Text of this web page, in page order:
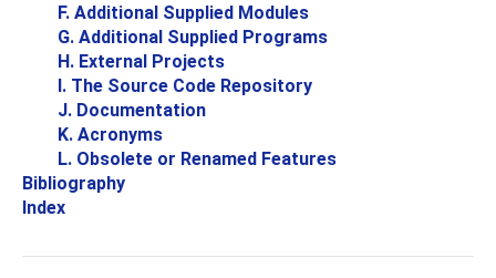
F. Additional Supplied Modules
G. Additional Supplied Programs
H. External Projects
I. The Source Code Repository
J. Documentation
K. Acronyms
L. Obsolete or Renamed Features
Bibliography
Index